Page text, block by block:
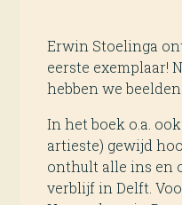
Erwin Stoelinga
eerste exemplaar!
hebben we
In het boek o.a.
artieste) gewijd
onthult alle ins en
verblijf in Delft.